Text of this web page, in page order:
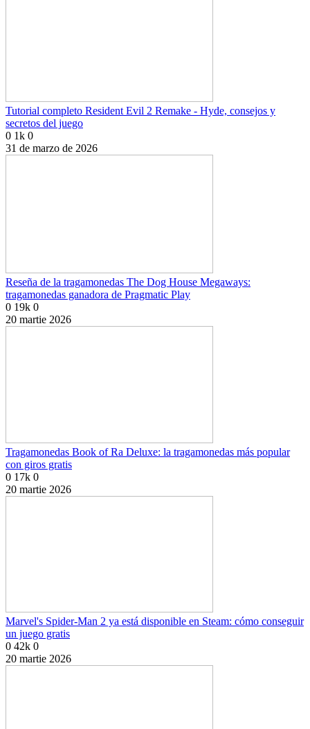
Tutorial completo Resident Evil 2 Remake - Hyde, consejos y
secretos del juego
0 1k 0
31 de marzo de 2026
Reseña de la tragamonedas The Dog House Megaways:
tragamonedas ganadora de Pragmatic Play
0 19k 0
20 martie 2026
Tragamonedas Book of Ra Deluxe: la tragamonedas más popular
con giros gratis
0 17k 0
20 martie 2026
Marvel's Spider-Man 2 ya está disponible en Steam: cómo conseguir
un juego gratis
0 42k 0
20 martie 2026